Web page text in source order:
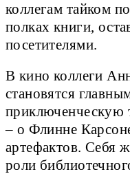
коллегам тайком
полках книги,
посетителями.
В кино коллеги
становятся
приключенческую
– о Флинне
артефактов. Себя
роли